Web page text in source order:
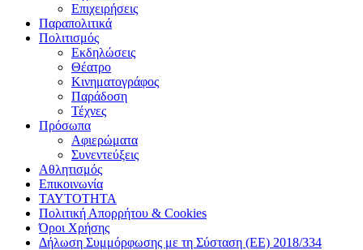
Επιχειρήσεις
Παραπολιτικά
Πολιτισμός
Εκδηλώσεις
Θέατρο
Κινηματογράφος
Παράδοση
Τέχνες
Πρόσωπα
Αφιερώματα
Συνεντεύξεις
Αθλητισμός
Επικοινωνία
ΤΑΥΤΟΤΗΤΑ
Πολιτική Απορρήτου & Cookies
Όροι Χρήσης
Δήλωση Συμμόρφωσης με τη Σύσταση (ΕΕ) 2018/334